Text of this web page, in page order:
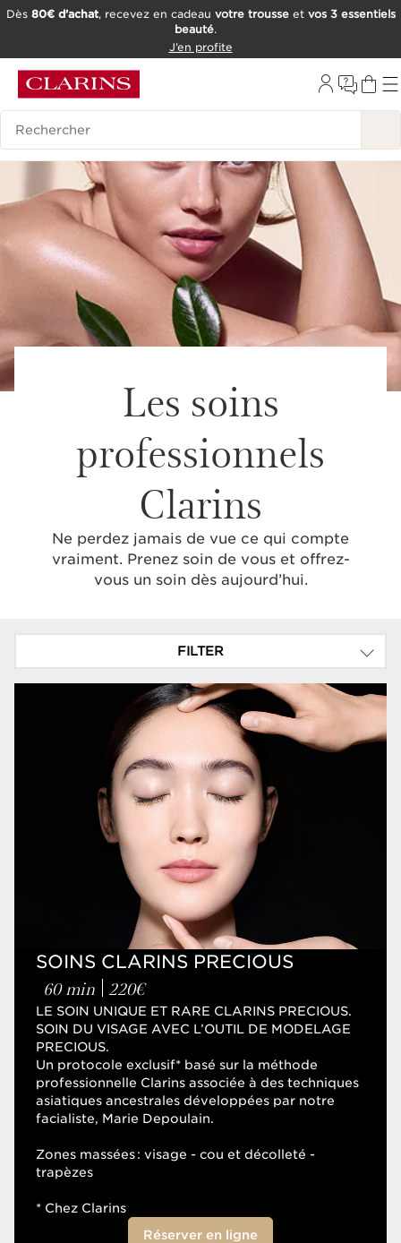
OUTIL D'ACCESSIBILITÉ
Dès 80€ d’achat, recevez en cadeau votre trousseet vos 3 essentiels
beauté.
J’en profite
Historique des recherches
Les soins
professionnels
Clarins
Ne perdez jamais de vue ce qui compte
vraiment. Prenez soin de vous et offrez-
vous un soin dès aujourd’hui.
FILTER
CATÉGORIE SOIN
SOINS CLARINS PRECIOUS
Soin Visage
SOINS EXPERTS
Soins Visage
Soins Corps
SOINS WELLNESS
Soins Visage
Soins Corps
Visage et Corps
SOINS EXPERTS FLASH
Soins Visage
SOINS CLARINS PRECIOUS
60 min 220€
LE SOIN UNIQUE ET RARE CLARINS PRECIOUS.
SOIN DU VISAGE AVEC L’OUTIL DE MODELAGE
PRECIOUS.
Un protocole exclusif* basé sur la méthode
professionnelle Clarins associée à des techniques
asiatiques ancestrales développées par notre
facialiste, Marie Depoulain.
Zones massées : visage - cou et décolleté -
trapèzes
* Chez Clarins
Réserver en ligne